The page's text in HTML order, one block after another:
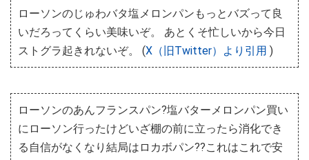
ローソンのじゅわバタ塩メロンパンもっとバズって良
いだろってくらい美味いぞ。 あとくそ忙しいから今日
ストグラ起きれないぞ。 (X（旧Twitter）より引用 )
ローソンのあんフランスパン?塩バターメロンパン買い
にローソン行ったけどいざ棚の前に立ったら消化でき
る自信がなくなり結局はロカボパン??これはこれで安